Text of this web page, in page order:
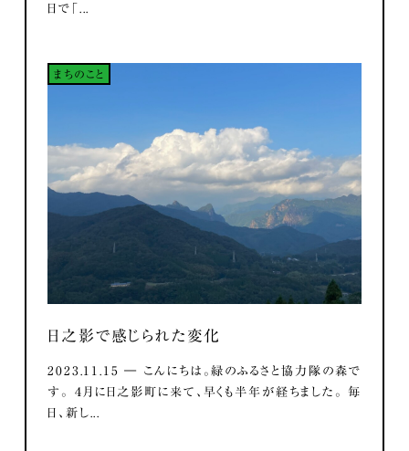
日で「...
まちのこと
日之影で感じられた変化
2023.11.15 ― こんにちは。緑のふるさと協力隊の森で
す。 ４月に日之影町に来て、早くも半年が経ちました。 毎
日、新し...